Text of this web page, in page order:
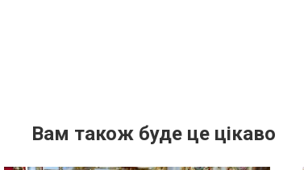
Вам також буде це цікаво